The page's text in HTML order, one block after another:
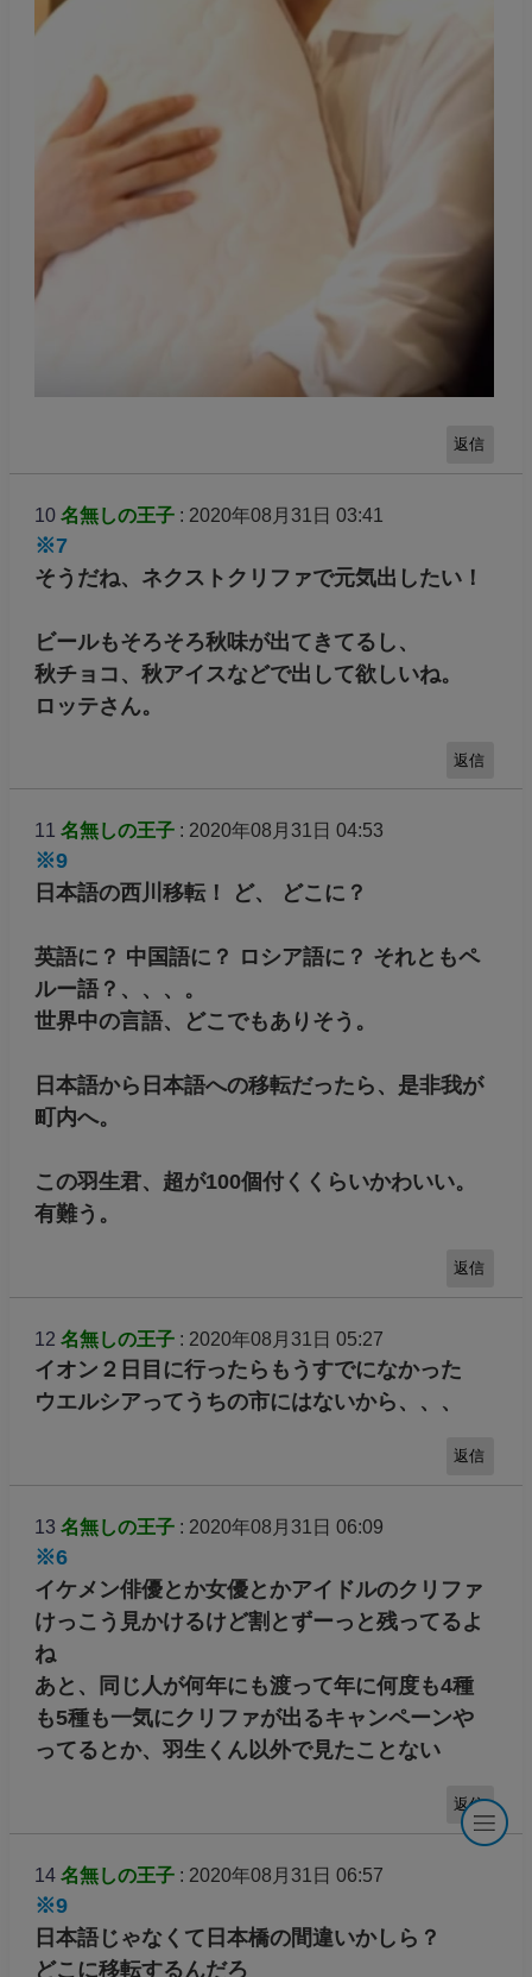
返信
10 名無しの王子: 2020年08月31日 03:41
※7
そうだね、ネクストクリファで元気出したい！
ビールもそろそろ秋味が出てきてるし、
秋チョコ、秋アイスなどで出して欲しいね。
ロッテさん。
返信
11 名無しの王子: 2020年08月31日 04:53
※9
日本語の西川移転！ ど、 どこに？
英語に？ 中国語に？ ロシア語に？ それともペ
ルー語？、、、。
世界中の言語、どこでもありそう。
日本語から日本語への移転だったら、是非我が
町内へ。
この羽生君、超が100個付くくらいかわいい。
有難う。
返信
12 名無しの王子: 2020年08月31日 05:27
イオン２日目に行ったらもうすでになかった
ウエルシアってうちの市にはないから、、、
返信
13 名無しの王子: 2020年08月31日 06:09
※6
イケメン俳優とか女優とかアイドルのクリファ
けっこう見かけるけど割とずーっと残ってるよ
ね
あと、同じ人が何年にも渡って年に何度も4種
も5種も一気にクリファが出るキャンペーンや
ってるとか、羽生くん以外で見たことない
返信
14 名無しの王子: 2020年08月31日 06:57
※9
日本語じゃなくて日本橋の間違いかしら？
どこに移転するんだろ